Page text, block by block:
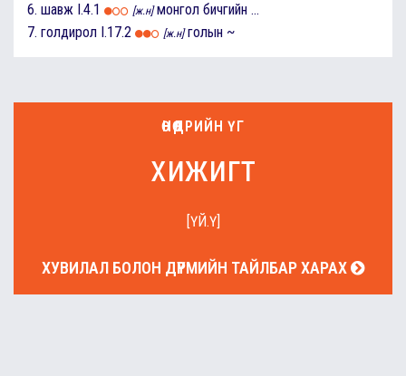
6. шавж I.4.1 [ж.н] монгол бичгийн ...
7. голдирол I.17.2 [ж.н] голын ~
ӨНӨӨДРИЙН ҮГ
хижигт
[ҮЙ.Ү]
ХУВИЛАЛ БОЛОН ДҮРМИЙН ТАЙЛБАР ХАРАХ